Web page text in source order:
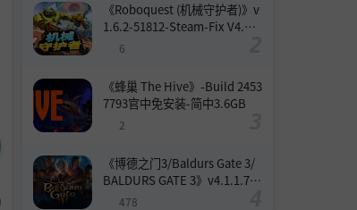
《Roboquest (机械守护者)》v
1.6.2-51812-Steam-Fix V4.联
机版官中简体
6
《蜂巢 The Hive》-Build 2453
7793官中免安装-简中3.6GB
2
《博德之门3/Baldurs Gate 3/
BALDURS GATE 3》v4.1.1.739
8727-Build 24532579官中免安
478